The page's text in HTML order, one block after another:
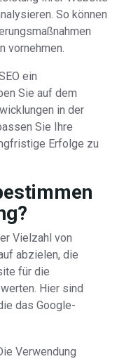
So können
vornehmen.
ein
Sie auf dem
in der
Sie Ihre
Erfolge zu
Vielzahl von
abzielen, die
für die
Hier sind
das Google-
Verwendung